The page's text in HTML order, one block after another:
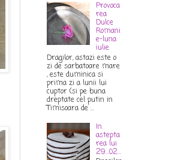
Provoca
rea
Dulce
Romani
e-luna
iulie
Dragilor, astazi este o
zi de sarbatoare mare
, este duminica si
prima zi a lunii lui
cuptor (si pe buna
dreptate cel putin in
Timisoara de ...
In
astepta
rea lui
29...02...